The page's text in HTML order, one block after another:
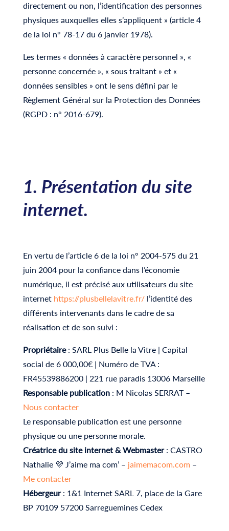
directement ou non, l’identification des personnes
physiques auxquelles elles s’appliquent » (article 4
de la loi n° 78-17 du 6 janvier 1978).
Les termes « données à caractère personnel », «
personne concernée », « sous traitant » et «
données sensibles » ont le sens défini par le
Règlement Général sur la Protection des Données
(RGPD : n° 2016-679).
1. Présentation du site
internet.
En vertu de l’article 6 de la loi n° 2004-575 du 21
juin 2004 pour la confiance dans l’économie
numérique, il est précisé aux utilisateurs du site
internet https://plusbellelavitre.fr/l’identité des
différents intervenants dans le cadre de sa
réalisation et de son suivi :
Propriétaire: SARL Plus Belle la Vitre | Capital
social de 6 000,00€ | Numéro de TVA :
FR45539886200 | 221 rue paradis 13006 Marseille
Responsable publication: M Nicolas SERRAT –
Nous contacter
Le responsable publication est une personne
physique ou une personne morale.
Créatrice du site internet & Webmaster: CASTRO
Nathalie 💜 J’aime ma com’ – jaimemacom.com–
Me contacter
Hébergeur: 1&1 Internet SARL 7, place de la Gare
BP 70109 57200 Sarreguemines Cedex